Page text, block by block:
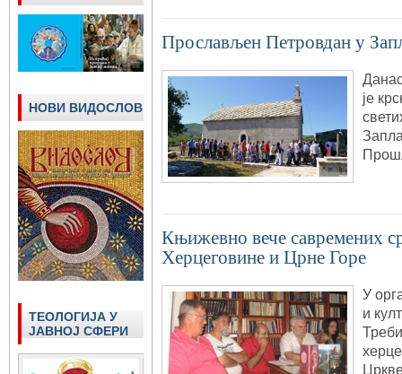
Прослављен Петровдан у
је
Књижевно вече савремених
Херцеговине и Црне Горе
У
и
НОВИ ВИДОСЛОВ
ТЕОЛОГИЈА У
ЈАВНОЈ СФЕРИ